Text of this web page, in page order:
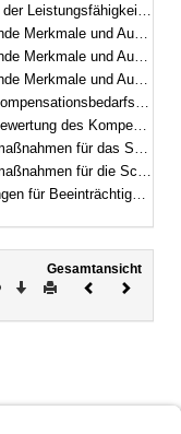
sowie Kriterien zu deren Erfassung
Schutzguts Arten und Lebensräume
des Schutzguts Landschaftsbild
Schutzgüter Boden, Wasser, Klima/Luft
und Lebensräume in Wertpunkten
Arten und Lebensräume in Wertpunkten
Arten und Lebensräume
Klima/Luft und das Landschaftsbild
des Landschaftsbilds
Gesamtansicht
Download
DruckenVorheriges